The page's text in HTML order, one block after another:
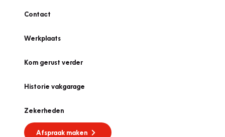
Contact
Werkplaats
Kom gerust verder
Historie vakgarage
Zekerheden
Afspraak maken